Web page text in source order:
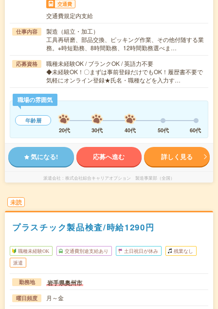
交通費
交通費規定内支給
仕事内容
製造（組立・加工）
工具再研磨、部品交換、ピッキング作業、その他付随する業
務。※時短勤務、8時間勤務、12時間勤務選べま…
応募資格
職種未経験OK / ブランクOK / 英語力不要
◆未経験OK！〇まずは事前登録だけでもOK！履歴書不要で
気軽にオンライン登録★氏名・職種などを入力す…
職場の雰囲気
年齢層
20代
30代 40代 50代 60代
気になる! 応募へ進む 詳しく見る
派遣会社 株式会社綜合キャリアオプション 製造事業部（全国）
未読
プラスチック製品検査/時給1290円
職種未経験OK 交通費別途支給あり 土日祝日が休み 残業なし
派遣
勤務地 岩手県奥州市
曜日頻度 月～金